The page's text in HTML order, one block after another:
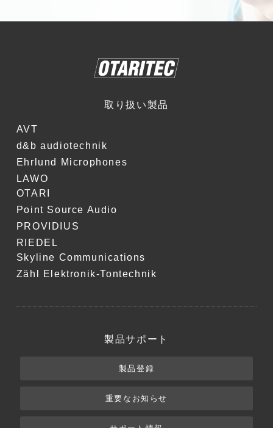
取り扱い製品
AVT
d&b audiotechnik
Ehrlund Microphones
LAWO
OTARI
Point Source Audio
PROVIDIUS
RIEDEL
Skyline Communications
Zähl Elektronik-Tontechnik
製品サポート
製品登録
重要なお知らせ